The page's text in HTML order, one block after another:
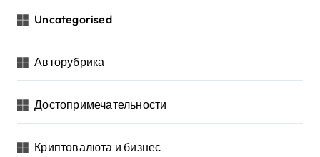
Uncategorised
Авторубрика
Достопримечательности
Криптовалюта и бизнес